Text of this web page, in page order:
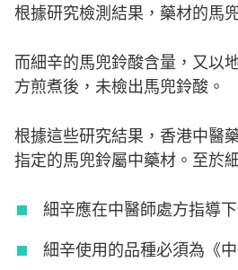
根據研究檢測結果，藥材的馬
而細辛的馬兜鈴酸含量，又以
方煎煮後，未檢出馬兜鈴酸。
根據這些研究結果，香港中醫
指定的馬兜鈴屬中藥材。至於
細辛應在中醫師處方指導下
細辛使用的品種必須為《